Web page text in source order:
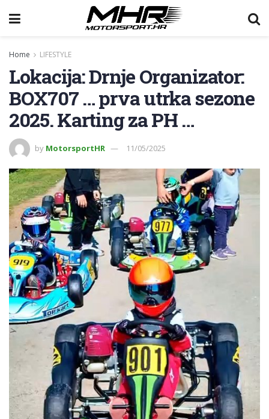
Home LIFESTYLE
Lokacija: Drnje Organizator:
BOX707 … prva utrka sezone
2025. Karting za PH …
by MotorsportHR 11/05/2025